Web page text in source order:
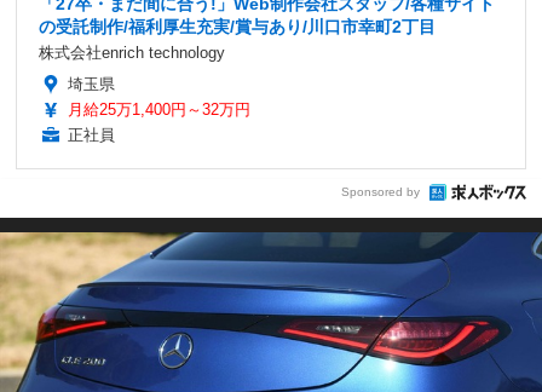
の受託制作/福利厚生充実/賞与あり/川口市幸町2丁目
株式会社enrich technology
埼玉県
月給25万1,400円～32万円
正社員
Sponsored by